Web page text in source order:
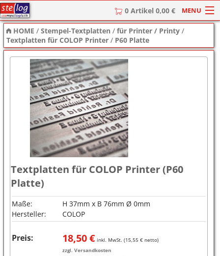
0 Artikel 0,00 € MENU
HOME
Stempel
Stempel-Textplatten
Stempelzubehör
HOME /Stempel-Textplatten /für Printer / Printy /
Textplatten für COLOP Printer / P60 Platte
Textplatten für COLOP Printer (P60
Platte)
Maße:
H 37mm x B 76mm Ø 0mm
Hersteller:
COLOP
Preis: 18,50€ inkl. MwSt. (15,55 € netto)
zzgl. Versandkosten